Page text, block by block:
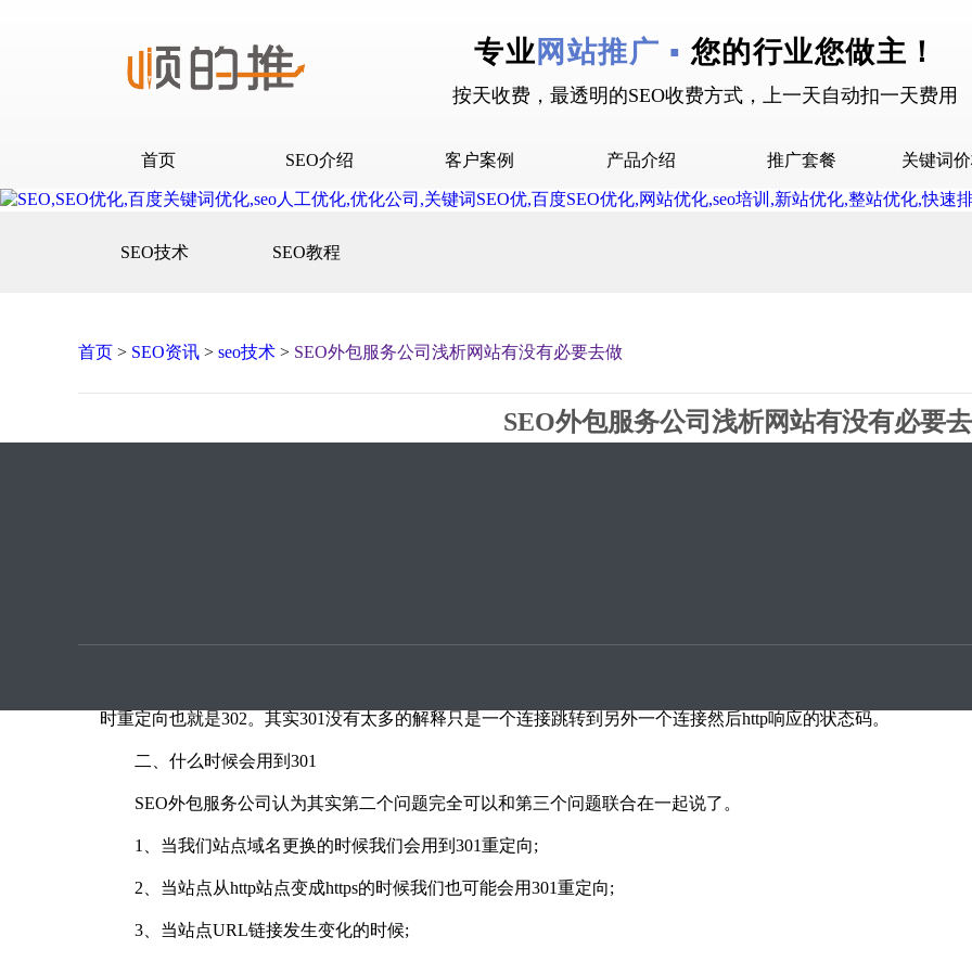
专业 网站推广 ▪ 您的行业您做主！
按天收费，最透明的SEO收费方式，上一天自动扣一天费用
首页 SEO介绍
合作流程
客户案例
网站建设案例
产品介绍 推广套餐 关键词
SEO技术 SEO教程
首页 > SEO资讯 > seo技术 > SEO外包服务公司浅析网站有没有必要去做
SEO外包服务公司浅析网站有没有必要
时重定向也就是302。其实301没有太多的解释只是一个连接跳转到另外一个连接然后http响应的状态码。
二、什么时候会用到301
SEO外包服务公司认为其实第二个问题完全可以和第三个问题联合在一起说了。
1、当我们站点域名更换的时候我们会用到301重定向;
2、当站点从http站点变成https的时候我们也可能会用301重定向;
3、当站点URL链接发生变化的时候;